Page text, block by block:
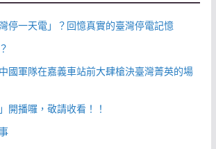
停一天電」？回憶真實的臺灣停電記憶
國軍隊在嘉義車站前大肆槍決臺灣菁英的場
開播囉，敬請收看！！